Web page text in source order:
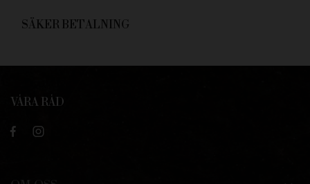
SÄKER BETALNING
VÅRA RÅD